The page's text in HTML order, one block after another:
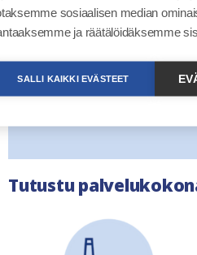
Huom!
koskevien
käyttöönoton. Lue lisää
Tutustu
sosiaalisen median
ja räätälöidäksemme
SALLI KAIKKI EVÄSTEET